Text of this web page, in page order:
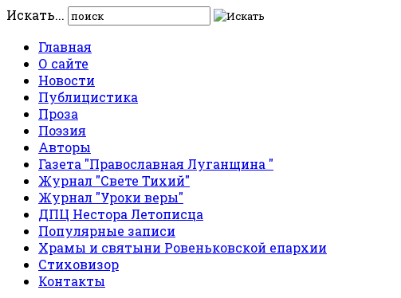
Искать...
Главная
О сайте
Новости
Публицистика
Проза
Поэзия
Авторы
Газета "Православная Луганщина "
Журнал "Свете Тихий"
Журнал "Уроки веры"
ДПЦ Нестора Летописца
Популярные записи
Храмы и святыни Ровеньковской епархии
Стиховизор
Контакты